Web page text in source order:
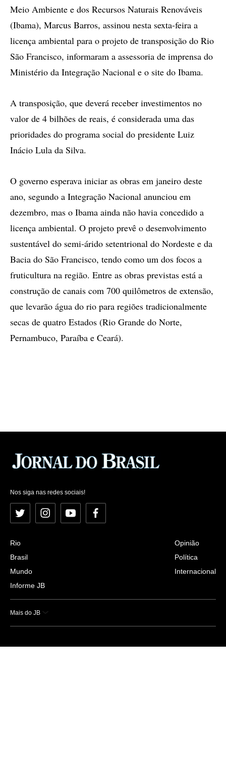
Meio Ambiente e dos Recursos Naturais Renováveis
(Ibama), Marcus Barros, assinou nesta sexta-feira a
licença ambiental para o projeto de transposição do Rio
São Francisco, informaram a assessoria de imprensa do
Ministério da Integração Nacional e o site do Ibama.
A transposição, que deverá receber investimentos no
valor de 4 bilhões de reais, é considerada uma das
prioridades do programa social do presidente Luiz
Inácio Lula da Silva.
O governo esperava iniciar as obras em janeiro deste
ano, segundo a Integração Nacional anunciou em
dezembro, mas o Ibama ainda não havia concedido a
licença ambiental. O projeto prevê o desenvolvimento
sustentável do semi-árido setentrional do Nordeste e da
Bacia do São Francisco, tendo como um dos focos a
fruticultura na região. Entre as obras previstas está a
construção de canais com 700 quilômetros de extensão,
que levarão água do rio para regiões tradicionalmente
secas de quatro Estados (Rio Grande do Norte,
Pernambuco, Paraíba e Ceará).
Nos siga nas redes sociais!
Twitter InstagramYouTubeFacebook
Rio
Brasil
Mundo
Informe JB
Opinião
Política
Internacional
Mais do JB
Esportes